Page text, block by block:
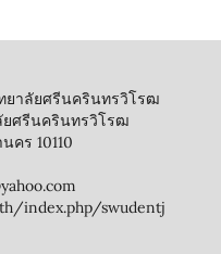
ยาลัยศรีนครินทรวิโรฒ
ศรีนครินทรวิโรฒ
คร 10110
index.php/swudentj